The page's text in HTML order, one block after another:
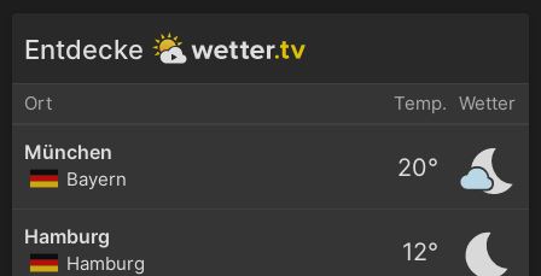
Entdecke
Ort Temp. Wetter
München
Bayern 20°
Hamburg
Hamburg 12°